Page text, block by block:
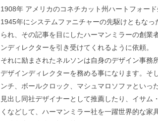
1908年 アメリカのコネチカット州ハートフォード
1945年にシステムファニチャーの先駆けともな
られ、その記事を目にしたハーマンミラーの創
ンディレクターを引き受けてくれるように依頼。
それに励まされたネルソンは自身のデザイン事
デザインディレクターを務める事になります。
ンチ、ボールクロック、マシュマロソファとい
見出し同社デザイナーとして推薦したり、イサ
くなどして、ハーマンミラー社を一躍世界的な